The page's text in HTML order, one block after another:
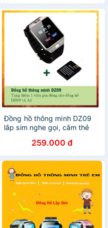
Đồng hồ thông minh DZ09
lắp sim nghe gọi, cắm thẻ
259.000 đ